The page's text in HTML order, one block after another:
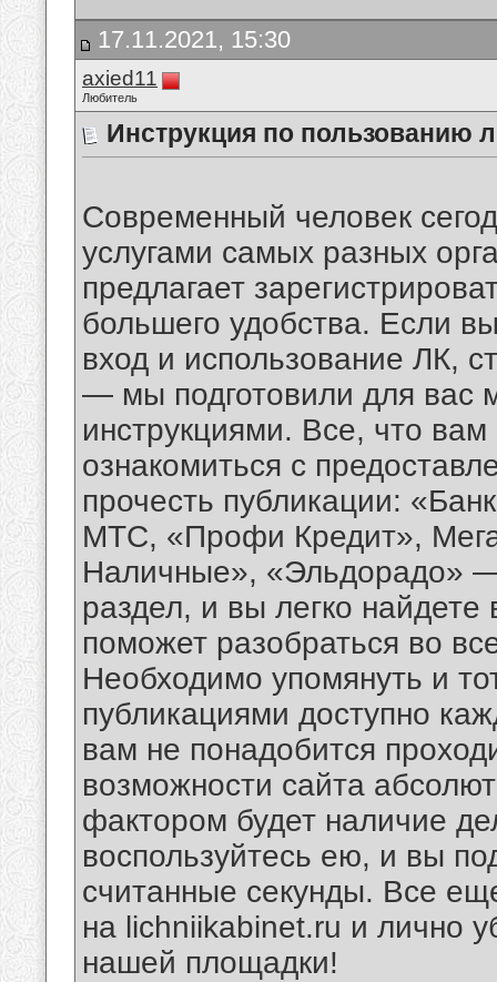
17.11.2021, 15:30
axied11
Любитель
Инструкция по пользованию
Современный человек
услугами самых разных
предлагает
большего удобства. Если
вход и использование ЛК,
— мы подготовили для вас
инструкциями. Все, что
ознакомиться с
прочесть публикации:
МТС, «Профи Кредит»,
Наличные», «Эльдорадо»
раздел, и вы легко
поможет разобраться во
Необходимо упомянуть и
публикациями доступно
вам не понадобится
возможности сайта
фактором будет наличие
воспользуйтесь ею, и вы
считанные секунды. Все
на lichniikabinet.ru и лично
нашей площадки!